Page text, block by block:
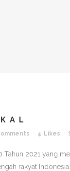
4 Likes
Tahun 2021 yang
rakyat